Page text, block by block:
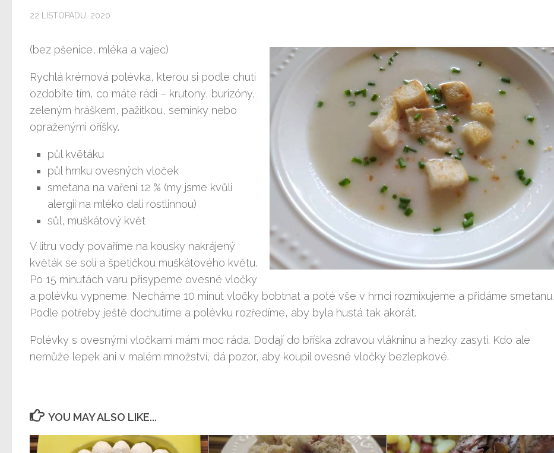
22 LISTOPADU, 2020
(bez pšenice, mléka a vajec)
Rychlá krémová polévka, kterou si podle chuti
ozdobíte tím, co máte rádi – krutony, burizóny,
zeleným hráškem, pažitkou, semínky nebo
opraženými oříšky.
půl květáku
půl hrnku ovesných vloček
smetana na vaření 12 % (my jsme kvůli
alergii na mléko dali rostlinnou)
sůl, muškátový květ
V litru vody povaříme na kousky nakrájený
květák se solí a špetičkou muškátového květu.
Po 15 minutách varu přisypeme ovesné vločky
a polévku vypneme. Necháme 10 minut vločky bobtnat a poté vše v hrnci rozmixujeme a přidáme smetanu.
Podle potřeby ještě dochutíme a polévku rozředíme, aby byla hustá tak akorát.
Polévky s ovesnými vločkami mám moc ráda. Dodají do bříška zdravou vlákninu a hezky zasytí. Kdo ale
nemůže lepek ani v malém množství, dá pozor, aby koupil ovesné vločky bezlepkové.
YOU MAY ALSO LIKE...